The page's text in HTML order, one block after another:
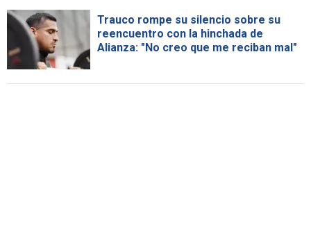
Trauco rompe su silencio sobre su
reencuentro con la hinchada de
Alianza: "No creo que me reciban mal"